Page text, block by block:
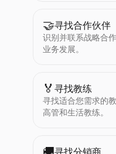
🤝寻找合作伙伴
识别并联系战略合
业务发展。
🏅 寻找教练
寻找适合您需求的
高管和生活教练。
寻找分销商